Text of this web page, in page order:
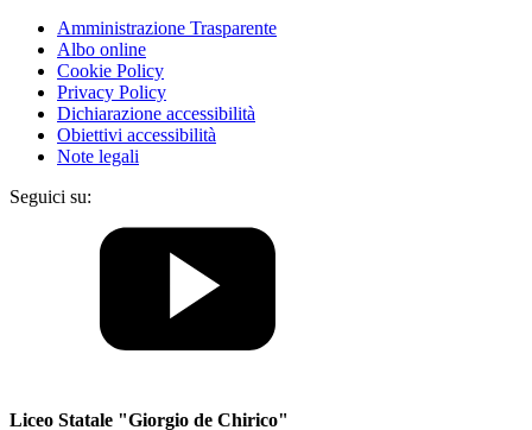
Amministrazione Trasparente
Albo online
Cookie Policy
Privacy Policy
Dichiarazione accessibilità
Obiettivi accessibilità
Note legali
Seguici su:
Liceo Statale "Giorgio de Chirico"